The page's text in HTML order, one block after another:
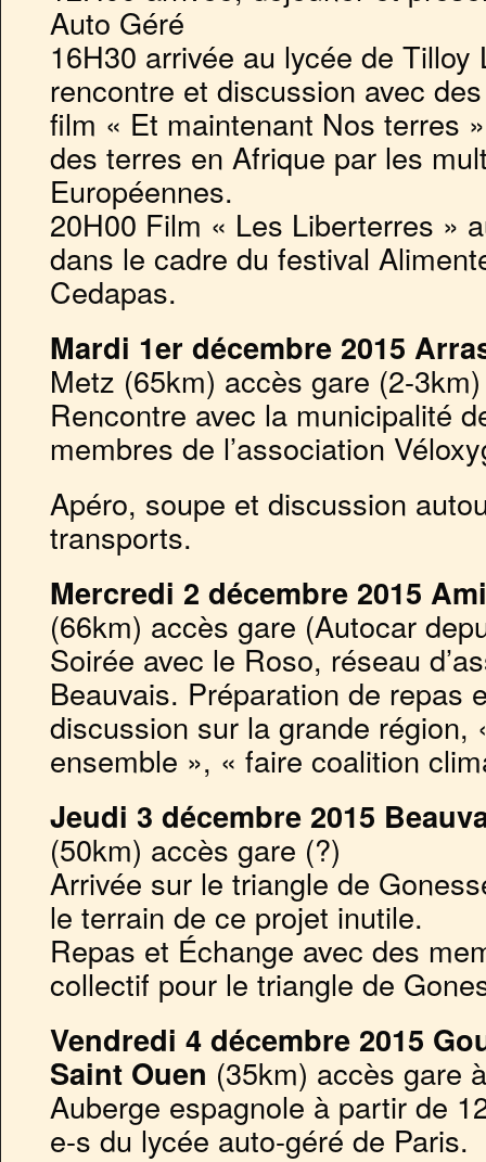
Auto Géré
16H30 arrivée au lycée de
rencontre et discussion avec
film « Et maintenant Nos terres
des terres en Afrique par les
Européennes.
20H00 Film « Les Liberterres »
dans le cadre du festival
Cedapas.
Mardi 1er décembre 2015
Metz (65km) accès gare (2-3km)
Rencontre avec la municipalité
membres de l’association
Apéro, soupe et discussion
transports.
Mercredi 2 décembre 2015
(66km) accès gare (Autocar
Soirée avec le Roso, réseau
Beauvais. Préparation de repas
discussion sur la grande région,
ensemble », « faire coalition
Jeudi 3 décembre 2015
(50km) accès gare (?)
Arrivée sur le triangle de
le terrain de ce projet inutile.
Repas et Échange avec des
collectif pour le triangle de
Vendredi 4 décembre 2015
Saint Ouen (35km) accès gare
Auberge espagnole à partir de
e-s du lycée auto-géré de Paris.